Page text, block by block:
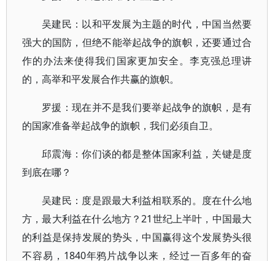
吴建民：以和平发展为主题的时代，中国当然要
强大的国防，但绝不能举起战争的旗帜，还要通过合
作的办法来使得我们国家更加安全。李克强总理讲
的，高举和平发展合作共赢的旗帜。
罗援：现在并不是我们要举起战争的旗帜，是有
的国家准备举起战争的旗帜，我们必须自卫。
邱震海：你们谈的都是整体国家利益，关键是度
到底在哪？
吴建民：度是跟最大利益相联系的。度在什么地
方，最大利益在什么地方？21世纪上半叶，中国最大
的利益是保持发展的势头，中国赢得这个发展势头很
不容易，1840年鸦片战争以来，经过一百多年的奋